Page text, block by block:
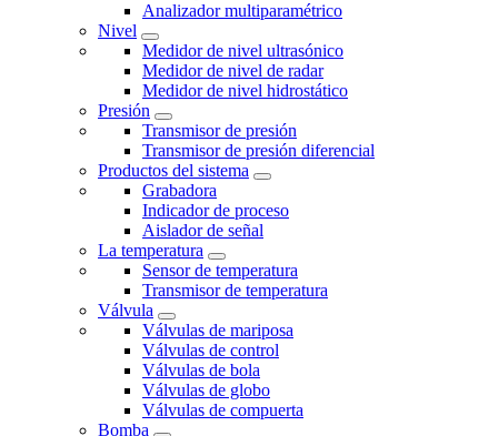
Analizador multiparamétrico
Nivel
Medidor de nivel ultrasónico
Medidor de nivel de radar
Medidor de nivel hidrostático
Presión
Transmisor de presión
Transmisor de presión diferencial
Productos del sistema
Grabadora
Indicador de proceso
Aislador de señal
La temperatura
Sensor de temperatura
Transmisor de temperatura
Válvula
Válvulas de mariposa
Válvulas de control
Válvulas de bola
Válvulas de globo
Válvulas de compuerta
Bomba